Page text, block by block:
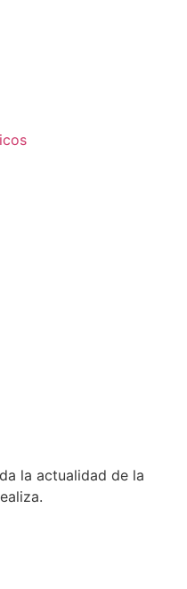
la actualidad de la